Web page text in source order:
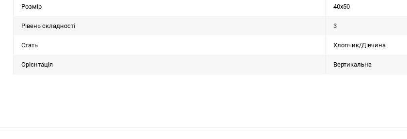
Розмір 40х50
Рівень складності 3
Стать Хлопчик/Дiвчина
Орієнтація Вертикальна